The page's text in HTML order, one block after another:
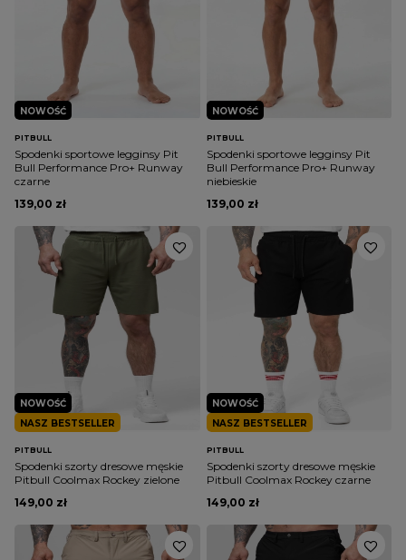
NOWOŚĆ
PITBULL
Spodenki sportowe legginsy Pit
Bull Performance Pro+ Runway
czarne
139,00 zł
NOWOŚĆ
PITBULL
Spodenki sportowe legginsy Pit
Bull Performance Pro+ Runway
niebieskie
139,00 zł
NOWOŚĆ
NASZ BESTSELLER
PITBULL
Spodenki szorty dresowe męskie
Pitbull Coolmax Rockey zielone
149,00 zł
NOWOŚĆ
NASZ BESTSELLER
PITBULL
Spodenki szorty dresowe męskie
Pitbull Coolmax Rockey czarne
149,00 zł